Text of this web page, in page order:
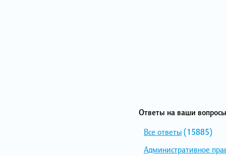
Ответы на ваши
Все ответы(15885)
Административное